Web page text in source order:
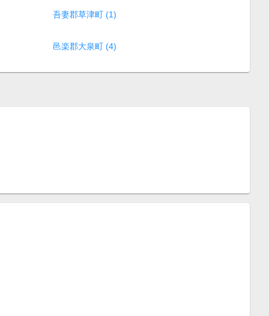
吾妻郡草津町 (1)
邑楽郡大泉町 (4)